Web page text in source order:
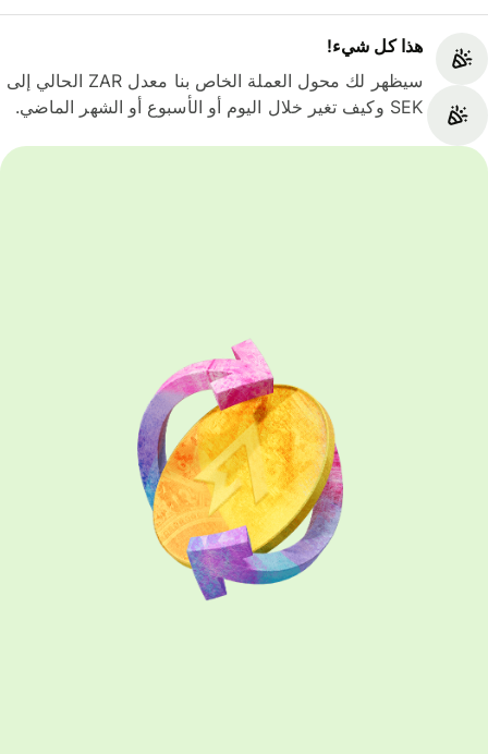
هذا كل شيء‎!
سيظهر لك محول العملة الخاص بنا معدل ZAR الحالي إلى
SEK وكيف تغير خلال اليوم أو الأسبوع أو الشهر الماضي.